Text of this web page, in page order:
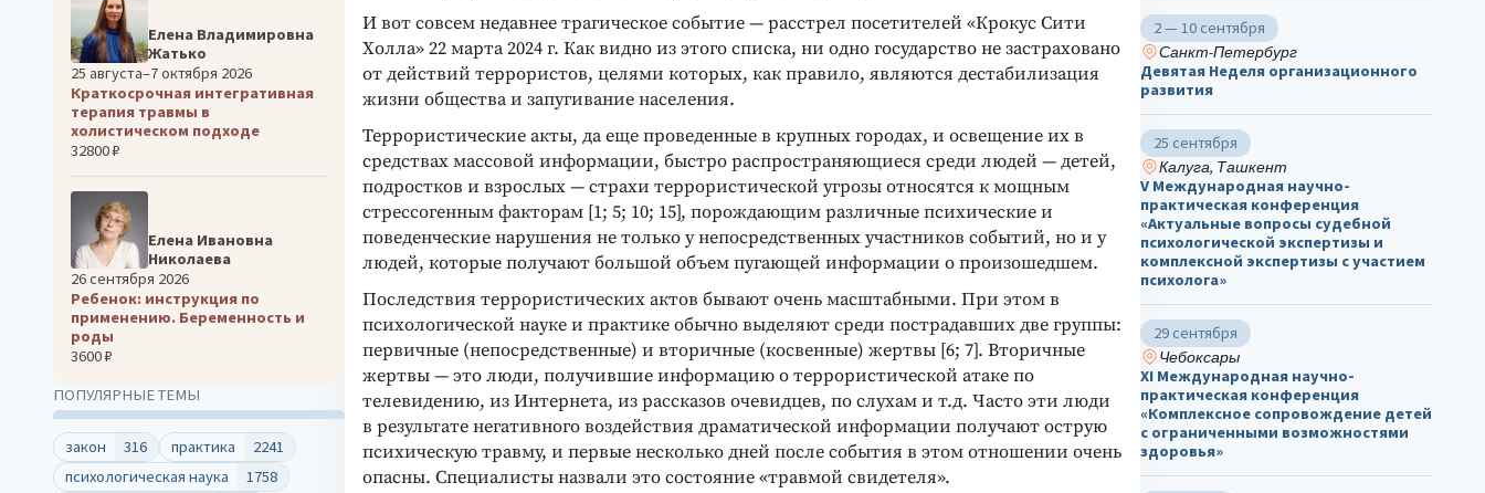
И вот совсем недавнее трагическое событие — расстрел посетителей «Крокус Сити
Холла» 22 марта 2024 г. Как видно из этого списка, ни одно государство не застраховано
от действий террористов, целями которых, как правило, являются дестабилизация
жизни общества и запугивание населения.
Террористические акты, да еще проведенные в крупных городах, и освещение их в
средствах массовой информации, быстро распространяющиеся среди людей — детей,
подростков и взрослых — страхи террористической угрозы относятся к мощным
стрессогенным факторам [1; 5; 10; 15], порождающим различные психические и
поведенческие нарушения не только у непосредственных участников событий, но и у
людей, которые получают большой объем пугающей информации о произошедшем.
Последствия террористических актов бывают очень масштабными. При этом в
психологической науке и практике обычно выделяют среди пострадавших две группы:
первичные (непосредственные) и вторичные (косвенные) жертвы [6; 7]. Вторичные
жертвы — это люди, получившие информацию о террористической атаке по
телевидению, из Интернета, из рассказов очевидцев, по слухам и т.д. Часто эти люди
в результате негативного воздействия драматической информации получают острую
психическую травму, и первые несколько дней после события в этом отношении очень
опасны. Специалисты назвали это состояние «травмой свидетеля».
Елена Владимировна
Жатько
25 августа–7 октября 2026
Краткосрочная интегративная
терапия травмы в
холистическом подходе
32800 ₽
Елена Ивановна
Николаева
26 сентября 2026
Ребенок: инструкция по
применению. Беременность и
роды
3600 ₽
ПОПУЛЯРНЫЕ ТЕМЫ
закон 316 практика
2241
психологическая наука
1758
2 — 10 сентября
Санкт-Петербург
Девятая Неделя организационного
развития
25 сентября
Калуга, Ташкент
V Международная научно-
практическая конференция
«Актуальные вопросы судебной
психологической экспертизы и
комплексной экспертизы с участием
психолога»
29 сентября
Чебоксары
ХΙ Международная научно-
практическая конференция
«Комплексное сопровождение детей
с ограниченными возможностями
здоровья»